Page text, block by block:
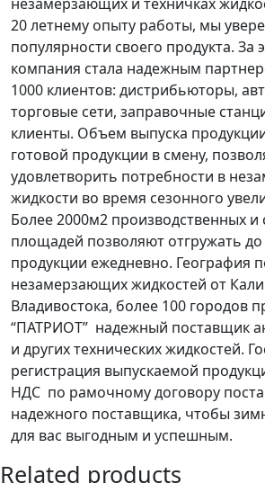
20 летнему опыту работы, мы
популярности своего продукта. За
компания стала надежным
1000 клиентов: дистрибьюторы,
торговые сети, заправочные
клиенты. Объем выпуска
готовой продукции в смену,
удовлетворить потребности в
жидкости во время сезонного
Более 2000м2 производственных и
площадей позволяют отгружать до
продукции ежедневно. География
незамерзающих жидкостей от
Владивостока, более 100 городов
“ПАТРИОТ” надежный поставщик
и других технических жидкостей.
регистрация выпускаемой
НДС по рамочному договору
надежного поставщика, чтобы
для вас выгодным и успешным.
Related products